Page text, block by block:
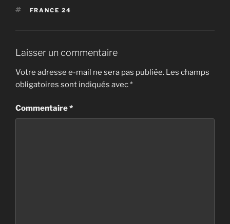
ÉTIQUETTES
FRANCE 24
Laisser un commentaire
Votre adresse e-mail ne sera pas publiée. Les champs
obligatoires sont indiqués avec*
Commentaire*